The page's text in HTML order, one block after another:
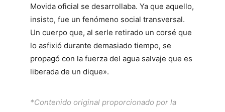
Movida oficial se desarrollaba. Ya que aquello,
insisto, fue un fenómeno social transversal.
Un cuerpo que, al serle retirado un corsé que
lo asfixió durante demasiado tiempo, se
propagó con la fuerza del agua salvaje que es
liberada de un dique».
*Contenido original proporcionado por la